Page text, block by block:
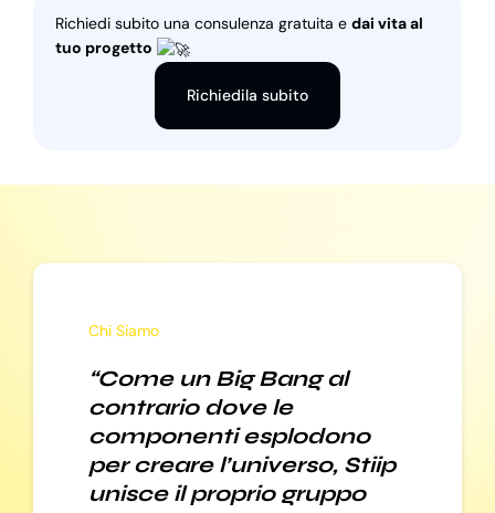
Richiedi subito una consulenza gratuita e dai vita al
tuo progetto
Richiedila subito
Chi Siamo
“Come un Big Bang al
contrario dove le
componenti esplodono
per creare l’universo, Stiip
unisce il proprio gruppo